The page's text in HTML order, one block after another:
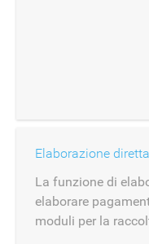
Elaborazione
La funzione di
elaborare
moduli per la